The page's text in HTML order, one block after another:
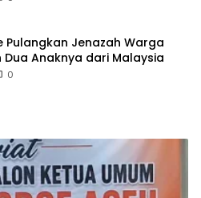
Pulangkan Jenazah Warga
Dua Anaknya dari Malaysia
0